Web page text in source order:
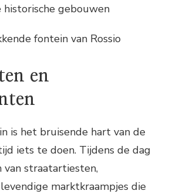
historische gebouwen
fontein van Rossio
en
is het bruisende hart van de
iets te doen. Tijdens de dag
van straatartiesten,
marktkraampjes die